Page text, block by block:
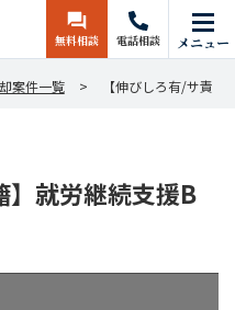
無料相談 電話相談 メニュー
案件一覧 【伸びしろ有/サ責
】就労継続支援B